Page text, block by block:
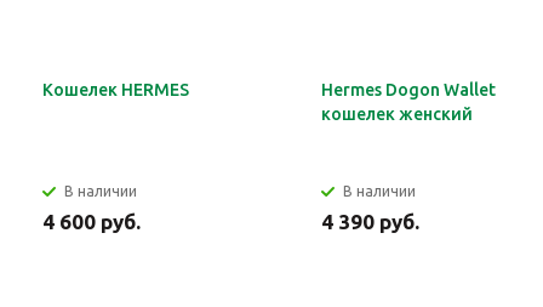
Кошелек HERMES
В наличии
4 600 руб.
Hermes Dogon Wallet
кошелек женский
В наличии
4 390 руб.